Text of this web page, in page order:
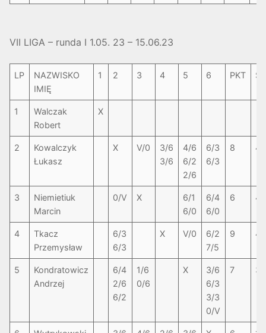
VII LIGA – runda I 1.05. 23 – 15.06.23
LP
NAZWISKO
IMIĘ
1 2 3 4 5 6 PKT
1
Walczak
Robert
X
2
Kowalczyk
Łukasz
X V/0
3/6
3/6
4/6
6/2
2/6
6/3
6/3
8
3
Niemietiuk
Marcin
0/V X
6/1
6/0
6/4
6/0
6
4
Tkacz
Przemysław
6/3
6/3
X V/0
6/2
7/5
9
5
Kondratowicz
Andrzej
6/4
2/6
6/2
1/6
0/6
X
3/6
6/3
3/3
0/V
7